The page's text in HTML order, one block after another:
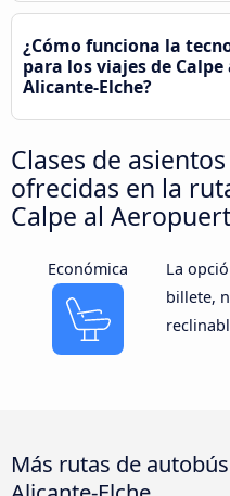
¿Cómo funciona la
para los viajes de
Alicante-Elche?
Clases de
ofrecidas en la
Calpe al
Económica
La
billete,
Más rutas de